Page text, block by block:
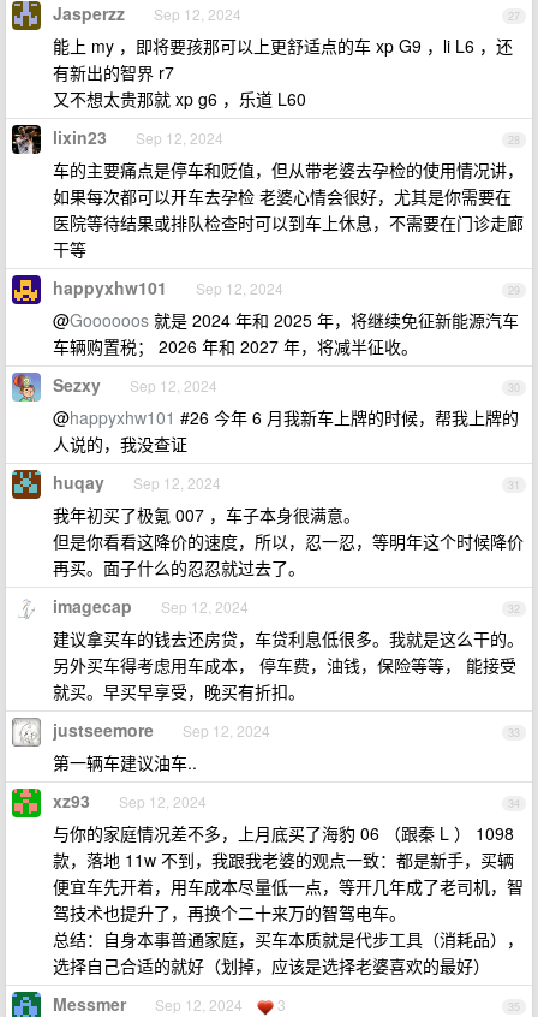
27
Jasperzz Sep 12, 2024
能上 my ，即将要孩那可以上更舒适点的车 xp G9 ，li L6 ，还
有新出的智界 r7
又不想太贵那就 xp g6 ，乐道 L60
28
lixin23 Sep 12, 2024
车的主要痛点是停车和贬值，但从带老婆去孕检的使用情况讲，
如果每次都可以开车去孕检 老婆心情会很好，尤其是你需要在
医院等待结果或排队检查时可以到车上休息，不需要在门诊走廊
干等
29
happyxhw101 Sep 12, 2024
@Goooooos 就是 2024 年和 2025 年，将继续免征新能源汽车
车辆购置税； 2026 年和 2027 年，将减半征收。
30
Sezxy Sep 12, 2024
@happyxhw101 #26 今年 6 月我新车上牌的时候，帮我上牌的
人说的，我没查证
31
huqay Sep 12, 2024
我年初买了极氪 007 ，车子本身很满意。
但是你看看这降价的速度，所以，忍一忍，等明年这个时候降价
再买。面子什么的忍忍就过去了。
32
imagecap Sep 12, 2024
建议拿买车的钱去还房贷，车贷利息低很多。我就是这么干的。
另外买车得考虑用车成本， 停车费，油钱，保险等等， 能接受
就买。早买早享受，晚买有折扣。
33
justseemore Sep 12, 2024
第一辆车建议油车..
34
xz93 Sep 12, 2024
与你的家庭情况差不多，上月底买了海豹 06 （跟秦 L ） 1098
款，落地 11w 不到，我跟我老婆的观点一致：都是新手，买辆
便宜车先开着，用车成本尽量低一点，等开几年成了老司机，智
驾技术也提升了，再换个二十来万的智驾电车。
总结：自身本事普通家庭，买车本质就是代步工具（消耗品），
选择自己合适的就好（划掉，应该是选择老婆喜欢的最好）
35
Messmer Sep 12, 2024 3